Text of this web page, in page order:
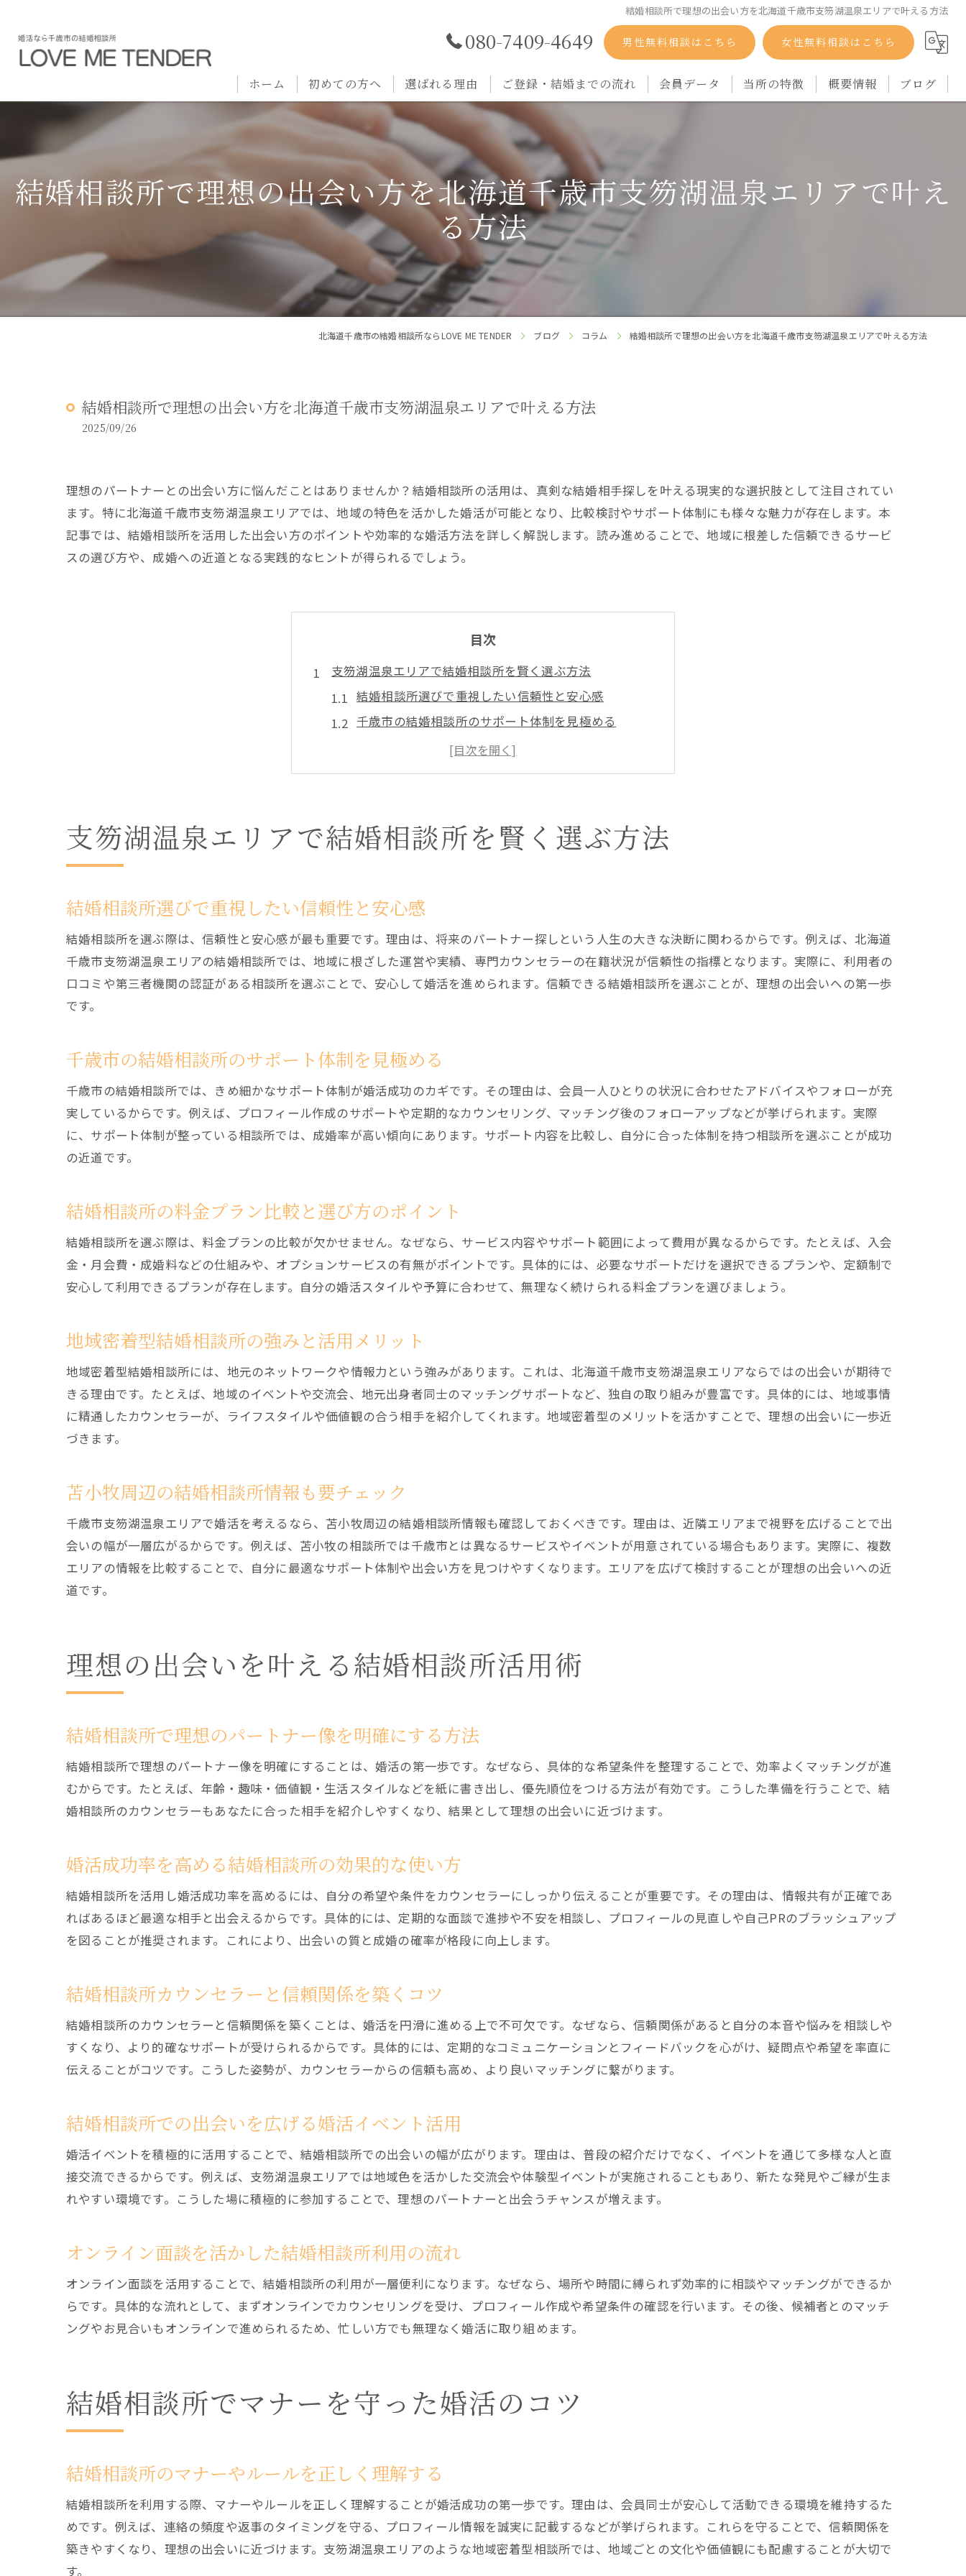
結婚相談所で理想の出会い方を北海道千歳市支笏湖温泉エリアで叶える方法
080-7409-4649 男性無料相談はこちら 女性無料相談はこちら
ホーム 初めての方へ 選ばれる理由 ご登録・結婚までの流れ 会員データ 当所の特徴
シングルマザー
概要情報 ブログ
結婚相談所で理想の出会い方を北海道千歳市支笏湖温泉エリアで叶え
る方法
北海道千歳市の結婚相談所ならLOVE ME TENDER ブログ コラム 結婚相談所で理想の出会い方を北海道千歳市支笏湖温泉エリアで叶える方法
結婚相談所で理想の出会い方を北海道千歳市支笏湖温泉エリアで叶える方法
2025/09/26
理想のパートナーとの出会い方に悩んだことはありませんか？結婚相談所の活用は、真剣な結婚相手探しを叶える現実的な選択肢として注目されてい
ます。特に北海道千歳市支笏湖温泉エリアでは、地域の特色を活かした婚活が可能となり、比較検討やサポート体制にも様々な魅力が存在します。本
記事では、結婚相談所を活用した出会い方のポイントや効率的な婚活方法を詳しく解説します。読み進めることで、地域に根差した信頼できるサービ
スの選び方や、成婚への近道となる実践的なヒントが得られるでしょう。
目次
支笏湖温泉エリアで結婚相談所を賢く選ぶ方法
結婚相談所選びで重視したい信頼性と安心感
千歳市の結婚相談所のサポート体制を見極める
結婚相談所の料金プラン比較と選び方のポイント
地域密着型結婚相談所の強みと活用メリット
理想の出会いを叶える結婚相談所活用術
結婚相談所で理想のパートナー像を明確にする方法
結婚相談所カウンセラーと信頼関係を築くコツ
結婚相談所での出会いを広げる婚活イベント活用
オンライン面談を活かした結婚相談所利用の流れ
結婚相談所でマナーを守った婚活のコツ
結婚相談所での初対面時に好印象を与える方法
トラブル防止のための結婚相談所活用マナー
結婚相談所で安心して活動するための心得
千歳市で結婚相談所を比較検討するポイント
結婚相談所の会員層やサポートを比較検討しよう
口コミや体験談から結婚相談所を選ぶポイント
結婚相談所選びで失敗しないための注意点
真剣なパートナー探しに結婚相談所がおすすめな理由
結婚相談所の成婚事例から学ぶ成功の秘訣
結婚相談所でモテる年齢層や人気の特徴を解説
実績豊富な結婚相談所のサポートの魅力
結婚相談所利用で成婚に近づくためのヒント
結婚相談所利用時の自己分析と目標設定の大切さ
成婚までの期間に注目した婚活スケジュールの立て方
結婚相談所で人気を集めるプロフィール作成法
支笏湖温泉エリアで結婚相談所を賢く選ぶ方法
結婚相談所選びで重視したい信頼性と安心感
結婚相談所を選ぶ際は、信頼性と安心感が最も重要です。理由は、将来のパートナー探しという人生の大きな決断に関わるからです。例えば、北海道
千歳市支笏湖温泉エリアの結婚相談所では、地域に根ざした運営や実績、専門カウンセラーの在籍状況が信頼性の指標となります。実際に、利用者の
口コミや第三者機関の認証がある相談所を選ぶことで、安心して婚活を進められます。信頼できる結婚相談所を選ぶことが、理想の出会いへの第一歩
です。
千歳市の結婚相談所のサポート体制を見極める
千歳市の結婚相談所では、きめ細かなサポート体制が婚活成功のカギです。その理由は、会員一人ひとりの状況に合わせたアドバイスやフォローが充
実しているからです。例えば、プロフィール作成のサポートや定期的なカウンセリング、マッチング後のフォローアップなどが挙げられます。実際
に、サポート体制が整っている相談所では、成婚率が高い傾向にあります。サポート内容を比較し、自分に合った体制を持つ相談所を選ぶことが成功
の近道です。
結婚相談所の料金プラン比較と選び方のポイント
結婚相談所を選ぶ際は、料金プランの比較が欠かせません。なぜなら、サービス内容やサポート範囲によって費用が異なるからです。たとえば、入会
金・月会費・成婚料などの仕組みや、オプションサービスの有無がポイントです。具体的には、必要なサポートだけを選択できるプランや、定額制で
安心して利用できるプランが存在します。自分の婚活スタイルや予算に合わせて、無理なく続けられる料金プランを選びましょう。
地域密着型結婚相談所の強みと活用メリット
地域密着型結婚相談所には、地元のネットワークや情報力という強みがあります。これは、北海道千歳市支笏湖温泉エリアならではの出会いが期待で
きる理由です。たとえば、地域のイベントや交流会、地元出身者同士のマッチングサポートなど、独自の取り組みが豊富です。具体的には、地域事情
に精通したカウンセラーが、ライフスタイルや価値観の合う相手を紹介してくれます。地域密着型のメリットを活かすことで、理想の出会いに一歩近
づきます。
苫小牧周辺の結婚相談所情報も要チェック
千歳市支笏湖温泉エリアで婚活を考えるなら、苫小牧周辺の結婚相談所情報も確認しておくべきです。理由は、近隣エリアまで視野を広げることで出
会いの幅が一層広がるからです。例えば、苫小牧の相談所では千歳市とは異なるサービスやイベントが用意されている場合もあります。実際に、複数
エリアの情報を比較することで、自分に最適なサポート体制や出会い方を見つけやすくなります。エリアを広げて検討することが理想の出会いへの近
道です。
理想の出会いを叶える結婚相談所活用術
結婚相談所で理想のパートナー像を明確にする方法
結婚相談所で理想のパートナー像を明確にすることは、婚活の第一歩です。なぜなら、具体的な希望条件を整理することで、効率よくマッチングが進
むからです。たとえば、年齢・趣味・価値観・生活スタイルなどを紙に書き出し、優先順位をつける方法が有効です。こうした準備を行うことで、結
婚相談所のカウンセラーもあなたに合った相手を紹介しやすくなり、結果として理想の出会いに近づけます。
婚活成功率を高める結婚相談所の効果的な使い方
結婚相談所を活用し婚活成功率を高めるには、自分の希望や条件をカウンセラーにしっかり伝えることが重要です。その理由は、情報共有が正確であ
ればあるほど最適な相手と出会えるからです。具体的には、定期的な面談で進捗や不安を相談し、プロフィールの見直しや自己PRのブラッシュアップ
を図ることが推奨されます。これにより、出会いの質と成婚の確率が格段に向上します。
結婚相談所カウンセラーと信頼関係を築くコツ
結婚相談所のカウンセラーと信頼関係を築くことは、婚活を円滑に進める上で不可欠です。なぜなら、信頼関係があると自分の本音や悩みを相談しや
すくなり、より的確なサポートが受けられるからです。具体的には、定期的なコミュニケーションとフィードバックを心がけ、疑問点や希望を率直に
伝えることがコツです。こうした姿勢が、カウンセラーからの信頼も高め、より良いマッチングに繋がります。
結婚相談所での出会いを広げる婚活イベント活用
婚活イベントを積極的に活用することで、結婚相談所での出会いの幅が広がります。理由は、普段の紹介だけでなく、イベントを通じて多様な人と直
接交流できるからです。例えば、支笏湖温泉エリアでは地域色を活かした交流会や体験型イベントが実施されることもあり、新たな発見やご縁が生ま
れやすい環境です。こうした場に積極的に参加することで、理想のパートナーと出会うチャンスが増えます。
オンライン面談を活かした結婚相談所利用の流れ
オンライン面談を活用することで、結婚相談所の利用が一層便利になります。なぜなら、場所や時間に縛られず効率的に相談やマッチングができるか
らです。具体的な流れとして、まずオンラインでカウンセリングを受け、プロフィール作成や希望条件の確認を行います。その後、候補者とのマッチ
ングやお見合いもオンラインで進められるため、忙しい方でも無理なく婚活に取り組めます。
結婚相談所でマナーを守った婚活のコツ
結婚相談所のマナーやルールを正しく理解する
結婚相談所を利用する際、マナーやルールを正しく理解することが婚活成功の第一歩です。理由は、会員同士が安心して活動できる環境を維持するた
めです。例えば、連絡の頻度や返事のタイミングを守る、プロフィール情報を誠実に記載するなどが挙げられます。これらを守ることで、信頼関係を
築きやすくなり、理想の出会いに近づけます。支笏湖温泉エリアのような地域密着型相談所では、地域ごとの文化や価値観にも配慮することが大切で
す。